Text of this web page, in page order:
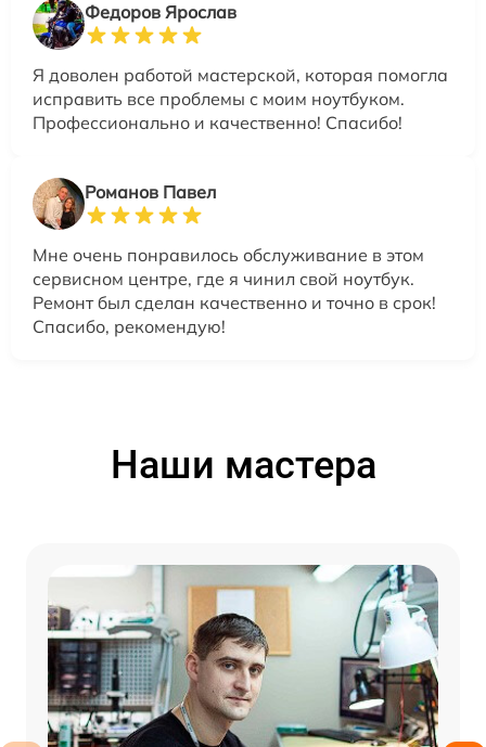
Федоров Ярослав
Я доволен работой мастерской, которая помогла
исправить все проблемы с моим ноутбуком.
Профессионально и качественно! Спасибо!
Романов Павел
Мне очень понравилось обслуживание в этом
сервисном центре, где я чинил свой ноутбук.
Ремонт был сделан качественно и точно в срок!
Спасибо, рекомендую!
Наши мастера